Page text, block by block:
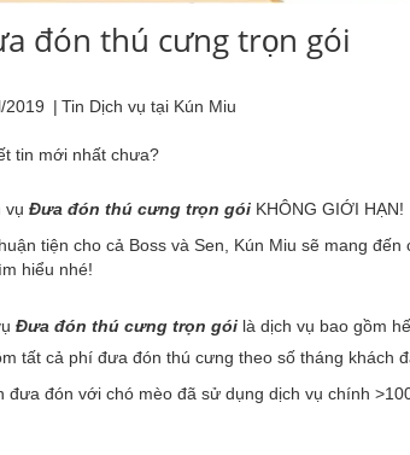
đón thú cưng trọn gói
2019 | Tin Dịch vụ tại Kún Miu
tin mới nhất chưa?
vụ Đưa đón thú cưng trọn gói KHÔNG GIỚI HẠN!
tiện cho cả Boss và Sen, Kún Miu sẽ mang
hiểu nhé!
Đưa đón thú cưng trọn gói là dịch vụ bao gồm
tất cả phí đưa đón thú cưng theo số tháng khách
đưa đón với chó mèo đã sử dụng dịch vụ chính